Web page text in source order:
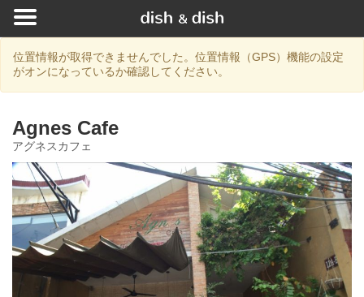
位置情報が取得できませんでした。位置情報（GPS）機能の設定
がオンになっているか確認してください。
Agnes Cafe
アグネスカフェ